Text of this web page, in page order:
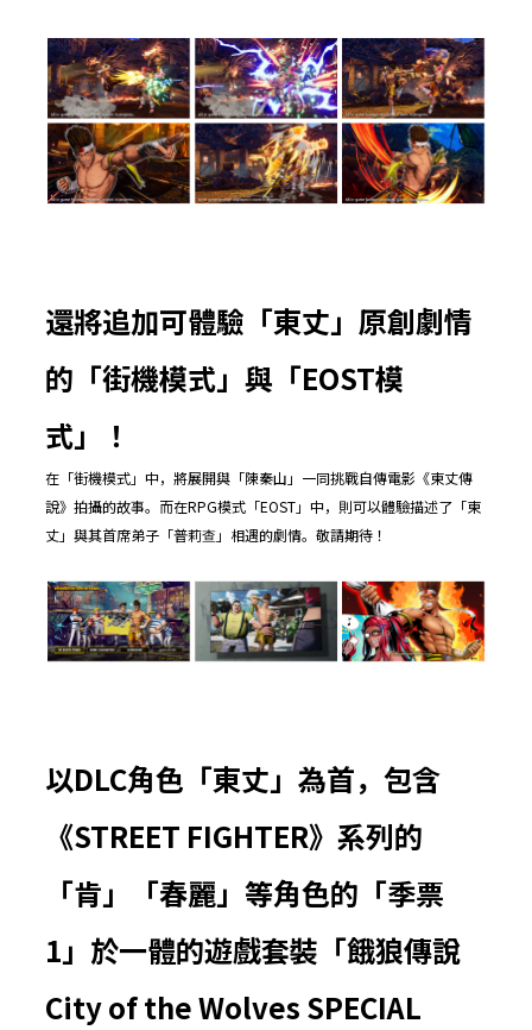
還將追加可體驗「東丈」原創劇情
的「街機模式」與「EOST模
式」！
在「街機模式」中，將展開與「陳秦山」一同挑戰自傳電影《東丈傳
說》拍攝的故事。而在RPG模式「EOST」中，則可以體驗描述了「東
丈」與其首席弟子「普莉查」相遇的劇情。敬請期待！
以DLC角色「東丈」為首，包含
《STREET FIGHTER》系列的
「肯」「春麗」等角色的「季票
1」於一體的遊戲套裝「餓狼傳說
City of the Wolves SPECIAL